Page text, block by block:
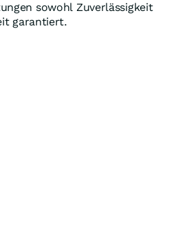
sowohl Zuverlässigkeit
garantiert.